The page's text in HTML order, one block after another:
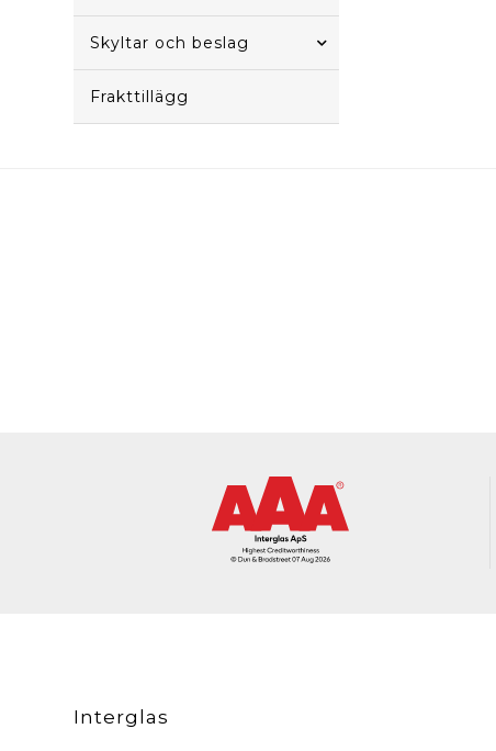
Skyltar och beslag
Frakttillägg
Interglas